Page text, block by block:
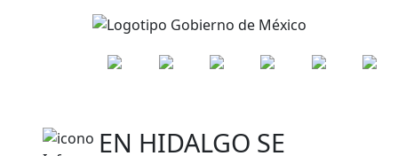
EN HIDALGO SE